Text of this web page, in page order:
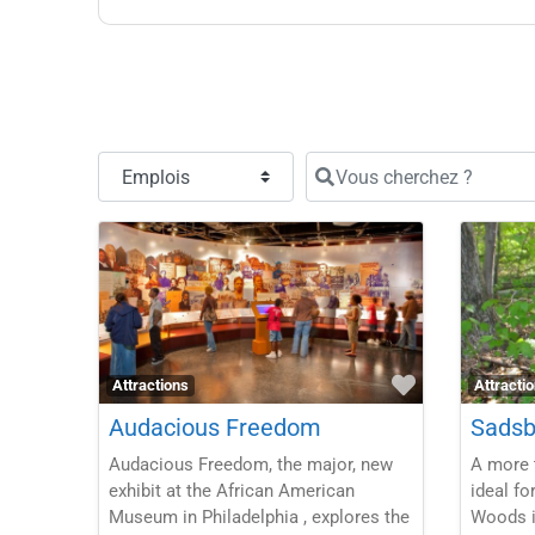
Vous cherchez ?
Attractions
Favorite
Audacious Freedom
Audacious Freedom, the major, new
exhibit at the African American
Museum in Philadelphia , explores the
A more
ideal
Woods